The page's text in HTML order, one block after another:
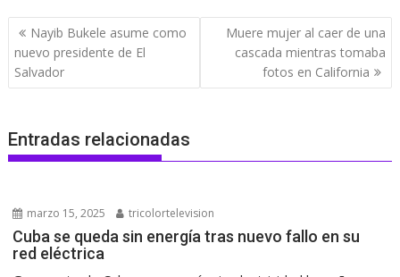
Navegación
de
entradas
Nayib Bukele asume como
nuevo presidente de El
Salvador
Muere mujer al caer de una
cascada mientras tomaba
fotos en California
Entradas relacionadas
marzo 15, 2025 tricolortelevision
Cuba se queda sin energía tras nuevo fallo en su
red eléctrica